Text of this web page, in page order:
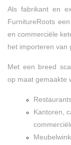
Als fabrikant en
FurnitureRoots
en commerciële
het importeren van
Met een breed
op maat gemaakte
Kantoren,